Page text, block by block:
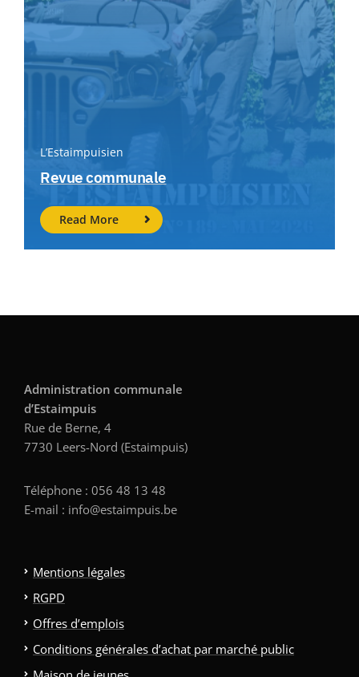
L’Estaimpuisien
Revue communale
Read More
Administration communale
d’Estaimpuis
Rue de Berne, 4
7730 Leers-Nord (Estaimpuis)
Téléphone : 056 48 13 48
E-mail : info@estaimpuis.be
Mentions légales
RGPD
Offres d’emplois
Conditions générales d’achat par marché public